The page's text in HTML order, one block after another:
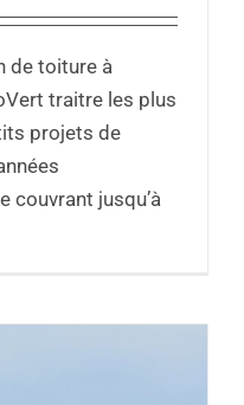
de toiture à
traitre les plus
projets de
couvrant jusqu’à